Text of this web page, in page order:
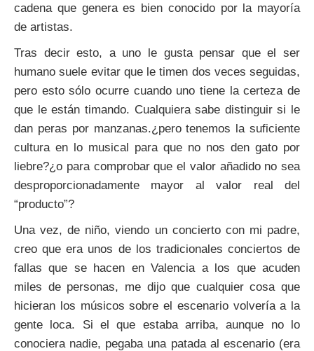
cadena que genera es bien conocido por la mayoría
de artistas.
Tras decir esto, a uno le gusta pensar que el ser
humano suele evitar que le timen dos veces seguidas,
pero esto sólo ocurre cuando uno tiene la certeza de
que le están timando. Cualquiera sabe distinguir si le
dan peras por manzanas.¿pero tenemos la suficiente
cultura en lo musical para que no nos den gato por
liebre?¿o para comprobar que el valor añadido no sea
desproporcionadamente mayor al valor real del
“producto”?
Una vez, de niño, viendo un concierto con mi padre,
creo que era unos de los tradicionales conciertos de
fallas que se hacen en Valencia a los que acuden
miles de personas, me dijo que cualquier cosa que
hicieran los músicos sobre el escenario volvería a la
gente loca. Si el que estaba arriba, aunque no lo
conociera nadie, pegaba una patada al escenario (era